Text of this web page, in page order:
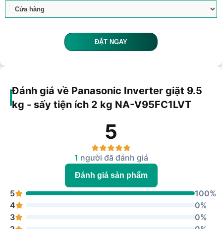
ĐẶT NGAY
Đánh giá về Panasonic Inverter giặt 9.5
kg - sấy tiện ích 2 kg NA-V95FC1LVT
5
1 người đã đánh giá
Đánh giá sản phẩm
5
100%
4
0%
3
0%